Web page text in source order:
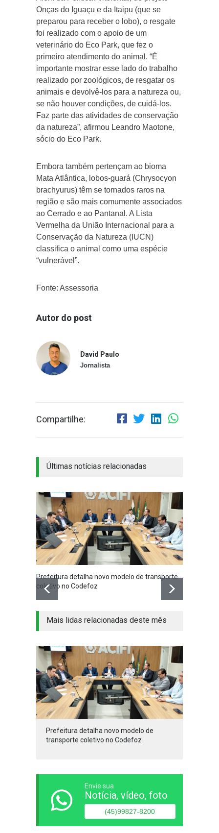
Onças do Iguaçu e da Itaipu (que se
preparou para receber o lobo), o resgate
foi realizado com o apoio de um
veterinário do Eco Park, que fez o
primeiro atendimento do animal. “É
importante mostrar esse lado do trabalho
realizado por zoológicos, de resgatar os
animais e devolvê-los para a natureza ou,
se não houver condições, de cuidá-los.
Faz parte das atividades de conservação
da natureza”, afirmou Leandro Maotone,
sócio do Eco Park.
Embora também pertençam ao bioma
Mata Atlântica, lobos-guará (Chrysocyon
brachyurus) têm se tornados raros na
região e são mais comumente associados
ao Cerrado e ao Pantanal. A Lista
Vermelha da União Internacional para a
Conservação da Natureza (IUCN)
classifica o animal como uma espécie
“vulnerável”.
Fonte: Assessoria
Autor do post
David Paulo
Jornalista
Compartilhe:
Últimas notícias relacionadas
Prefeitura detalha novo modelo de transporte
coletivo no Codefoz
Mais lidas relacionadas deste mês
Prefeitura detalha novo modelo de
transporte coletivo no Codefoz
Envie sua
Notícia, vídeo, foto
(45)99827-8200